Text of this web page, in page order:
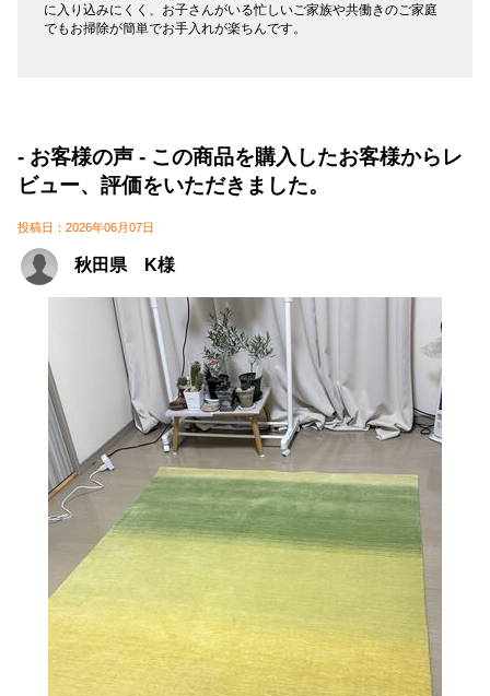
に入り込みにくく、お子さんがいる忙しいご家族や共働きのご家庭
でもお掃除が簡単でお手入れが楽ちんです。
- お客様の声 - この商品を購入したお客様からレ
ビュー、評価をいただきました。
投稿日：2026年06月07日
秋田県 K様